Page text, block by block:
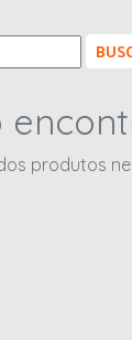
produtos